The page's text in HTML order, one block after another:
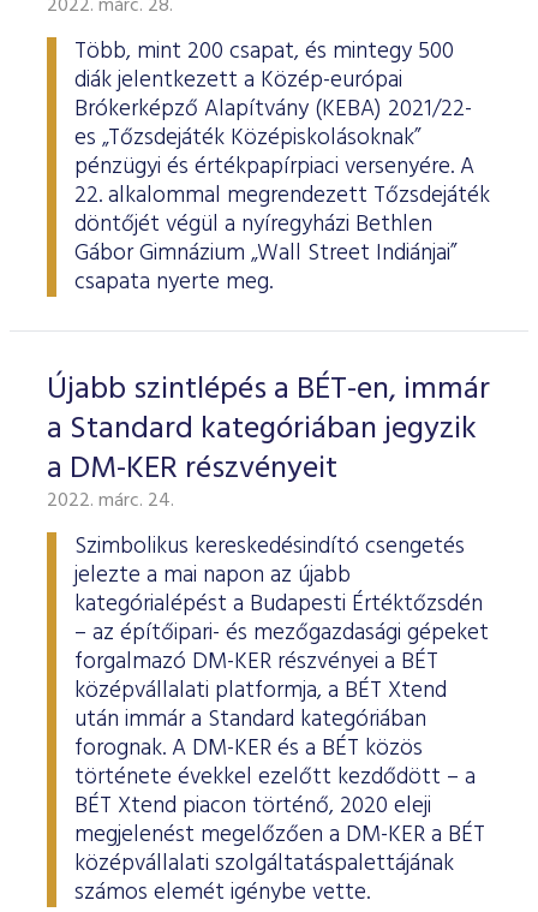
Több, mint 200 csapat, és mintegy 500
diák jelentkezett a Közép-európai
Brókerképző Alapítvány (KEBA) 2021/22-
es „Tőzsdejáték Középiskolásoknak”
pénzügyi és értékpapírpiaci versenyére. A
22. alkalommal megrendezett Tőzsdejáték
döntőjét végül a nyíregyházi Bethlen
Gábor Gimnázium „Wall Street Indiánjai”
csapata nyerte meg.
Újabb szintlépés a BÉT-en, immár
a Standard kategóriában jegyzik
a DM-KER részvényeit
2022. márc. 24.
Szimbolikus kereskedésindító csengetés
jelezte a mai napon az újabb
kategórialépést a Budapesti Értéktőzsdén
– az építőipari- és mezőgazdasági gépeket
forgalmazó DM-KER részvényei a BÉT
középvállalati platformja, a BÉT Xtend
után immár a Standard kategóriában
forognak. A DM-KER és a BÉT közös
története évekkel ezelőtt kezdődött – a
BÉT Xtend piacon történő, 2020 eleji
megjelenést megelőzően a DM-KER a BÉT
középvállalati szolgáltatáspalettájának
számos elemét igénybe vette.